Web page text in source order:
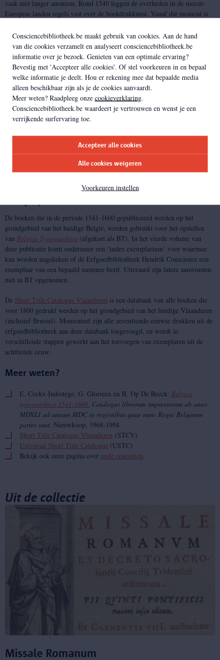
Consciencebibliotheek.be maakt gebruik van cookies. Aan de hand
van die cookies verzamelt en analyseert consciencebibliotheek.be
informatie over je bezoek. Genieten van een optimale ervaring?
Bevestig met 'Accepteer alle cookies'. Of stel voorkeuren in en bepaal
welke informatie je deelt. Hou er rekening mee dat bepaalde media
alleen beschikbaar zijn als je de cookies aanvaardt.
Meer weten? Raadpleeg onze cookieverklaring.
Consciencebibliotheek.be waardeert je vertrouwen en wenst je een
verrijkende surfervaring toe.
Accepteer alle cookies
Alle cookies weigeren
Voorkeuren instellen
vaak niet langer anoniem. Rond 1540 leggen de overheden in de meeste
Europese landen regels vast over de boekdrukkunst. Vanaf dat moment is
Postincunabelen die in de Nederlanden gedrukt werden, zijn beschreven in
het standaardwerk van Wouter Nijhoff en Maria Elizabeth Kronenberg,
Nederlandsche bibliographie van 1500 tot 1540 vaak afgekort als NK. In
de publicatie worden weinig exemplaren uit de Erfgoedbibliotheek Hendrik
Conscience vermeld, maar een onvolledige concordantielijst in Excel-
formaat is beschikbaarop aanvraag.
Meer weten?
Wouter Nijhoff en Maria Elizabeth Kronenberg,Nederlandsche
bibliographie van 1500 tot 1540.'s-Gravenhage: Nijhoff, 1919-1971
Universal Short Title Catalogue
De boeken die in de periode 1541-1600 gepubliceerd werden op het
grondgebied van het huidige België, werden gebruikt voor het opstellen
van Belgica Typographica (afgekort als BT). In het vierde volume van
deze publicatie komt ondermeer een ‘index exemplarium’ voor waarmee
kan worden nagekeken of de Erfgoedbibliotheek Hendrik Conscience een
exemplaar van een bepaald nummer bezit. Uiteraard zijn latere aanwinsten
niet in BT opgenomen.
De Short Title Catalogus Vlaanderen is een databank van alle boeken die
voor 1800 gedrukt werden op het grondgebied van het huidige Vlaanderen
(inclusief Brussel). Momenteel zijn alle zeventiende-eeuwse drukken uit de
erfgoedbibliotheek aan deze databank toegevoegd, en wordt in
verschillende stappen gewerkt aan het toevoegen van exemplaren uit de
achttiende eeuw.
Meer weten?
E. Cockx-Indestege, G. Glorieux en B. Op De Beeck: Belgica
typographica 1541-1600. Catalogus librorum impressorum ab anno
MDXLI ad annum MDC in regionibus quae nunc Regni Belgarum
partes sunt. Nieuwkoop, 1968-1994
Short Title Catalogus Vlaanderen (STCV)
Universal Short Title Catalogue (USTC)
Bekijk ook onze pagina over oude couranten.
Uit de collectie
Missale Romanum